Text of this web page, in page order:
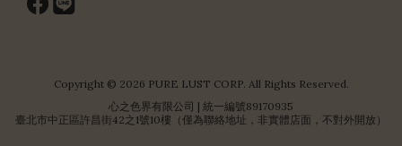
Copyright © 2026 PURE LUST CORP. All Rights Reserved.
心之色界有限公司 | 統一編號89170935
臺北市中正區許昌街42之1號10樓（僅為聯絡地址，非實體店面，不對外開放）